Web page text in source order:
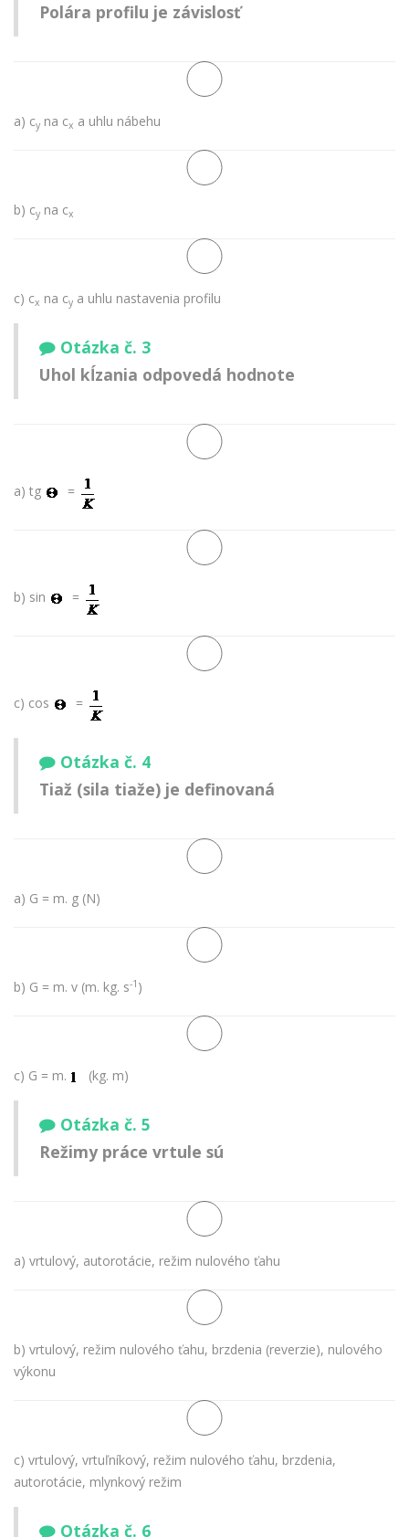
Polára profilu je závislosť
a) cy na cx a uhlu nábehu
b) cy na cx
c) cx na cy a uhlu nastavenia profilu
Otázka č. 3
Uhol kĺzania odpovedá hodnote
a) tg =
b) sin =
c) cos =
Otázka č. 4
Tiaž (sila tiaže) je definovaná
a) G = m. g (N)
b) G = m. v (m. kg. s-1 )
c) G = m. (kg. m)
Otázka č. 5
Režimy práce vrtule sú
a) vrtulový, autorotácie, režim nulového ťahu
b) vrtulový, režim nulového ťahu, brzdenia (reverzie), nulového
výkonu
c) vrtulový, vrtuľníkový, režim nulového ťahu, brzdenia,
autorotácie, mlynkový režim
Otázka č. 6